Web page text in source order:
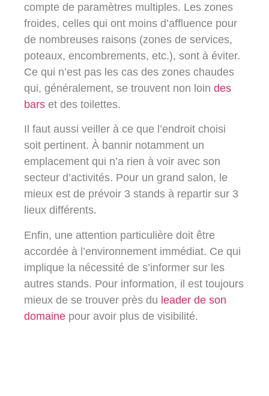
compte de paramètres multiples. Les zones
froides, celles qui ont moins d’affluence pour
de nombreuses raisons (zones de services,
poteaux, encombrements, etc.), sont à éviter.
Ce qui n’est pas les cas des zones chaudes
qui, généralement, se trouvent non loin des
bars et des toilettes.
Il faut aussi veiller à ce que l’endroit choisi
soit pertinent. À bannir notamment un
emplacement qui n’a rien à voir avec son
secteur d’activités. Pour un grand salon, le
mieux est de prévoir 3 stands à repartir sur 3
lieux différents.
Enfin, une attention particulière doit être
accordée à l’environnement immédiat. Ce qui
implique la nécessité de s’informer sur les
autres stands. Pour information, il est toujours
mieux de se trouver près du leader de son
domaine pour avoir plus de visibilité.